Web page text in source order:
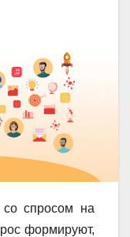
со спросом на
формируют,